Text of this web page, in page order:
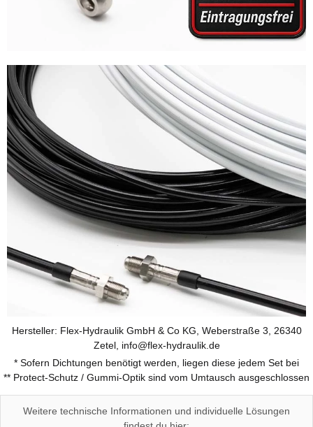
Hersteller: Flex-Hydraulik GmbH & Co KG, Weberstraße 3, 26340
Zetel, info@flex-hydraulik.de
* Sofern Dichtungen benötigt werden, liegen diese jedem Set bei
** Protect-Schutz / Gummi-Optik sind vom Umtausch ausgeschlossen
Weitere technische Informationen und individuelle Lösungen